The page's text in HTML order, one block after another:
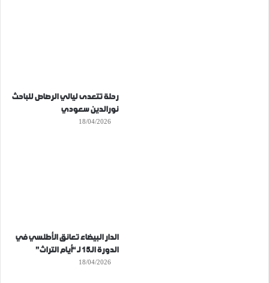
رحلة تتعدى ليالي الرصاص للباحث
نورالدين سعودي
18/04/2026
الدار البيضاء تعانق الأطلسي في
الدورة الـ15 لـ “أيام التراث”
18/04/2026